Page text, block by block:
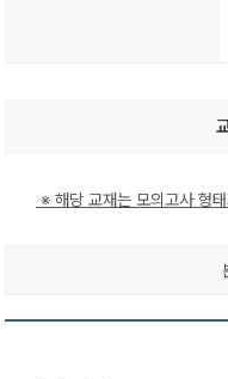
※ 해당 교재는 모의고사 형